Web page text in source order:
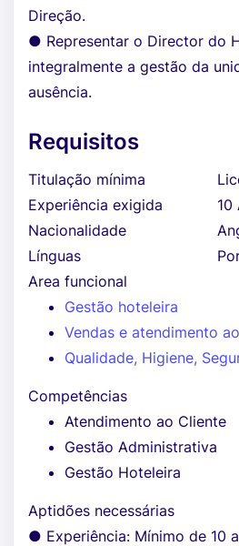
Direção.
● Representar o Director do
integralmente a gestão da
ausência.
Requisitos
Titulação mínima
Experiência exigida
10
Nacionalidade
Línguas
Area funcional
Gestão hoteleira
Vendas e atendimento
Qualidade, Higiene,
Competências
Atendimento ao Cliente
Gestão Administrativa
Gestão Hoteleira
Aptidões necessárias
● Experiência: Mínimo de 10